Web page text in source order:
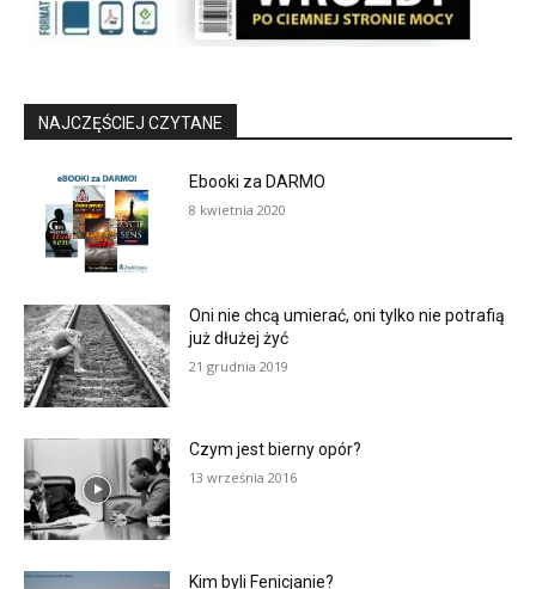
NAJCZĘŚCIEJ CZYTANE
Ebooki za DARMO
8 kwietnia 2020
Oni nie chcą umierać, oni tylko nie potrafią
już dłużej żyć
21 grudnia 2019
Czym jest bierny opór?
13 września 2016
Kim byli Fenicjanie?